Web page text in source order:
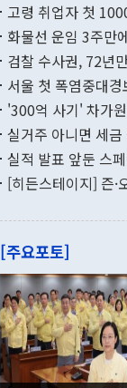
고령 취업자 첫
화물선 운임 3주만
검찰 수사권, 72년
서울 첫 폭염중대경
'300억 사기' 차가
실거주 아니면 세금
실적 발표 앞둔 스
[히든스테이지] 즌·
[주요포토]